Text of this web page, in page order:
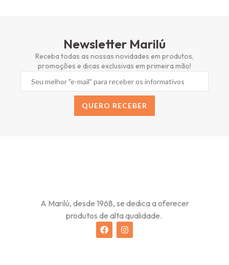
Newsletter Marilú
Receba todas as nossas novidades em produtos,
promoções e dicas exclusivas em primeira mão!
QUERO RECEBER
A Marilú, desde 1968, se dedica a oferecer
produtos de alta qualidade.